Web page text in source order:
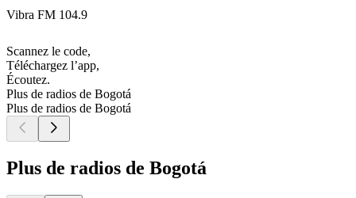
Vibra FM 104.9
Scannez le code,
Téléchargez l’app,
Écoutez.
Plus de radios de Bogotá
Plus de radios de Bogotá
Plus de radios de Bogotá